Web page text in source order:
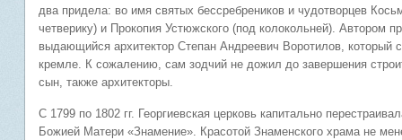
два придела: во имя святых бессребреников и чудотворцев
четверику) и Прокопия Устюжского (под колокольней). Автором
выдающийся архитектор Степан Андреевич Воротилов, который
кремле. К сожалению, сам зодчий не дожил до завершения
сын, также архитекторы.
С 1799 по 1802 гг. Георгиевская церковь капитально
Божией Матери «Знамение». Красотой Знаменского храма не